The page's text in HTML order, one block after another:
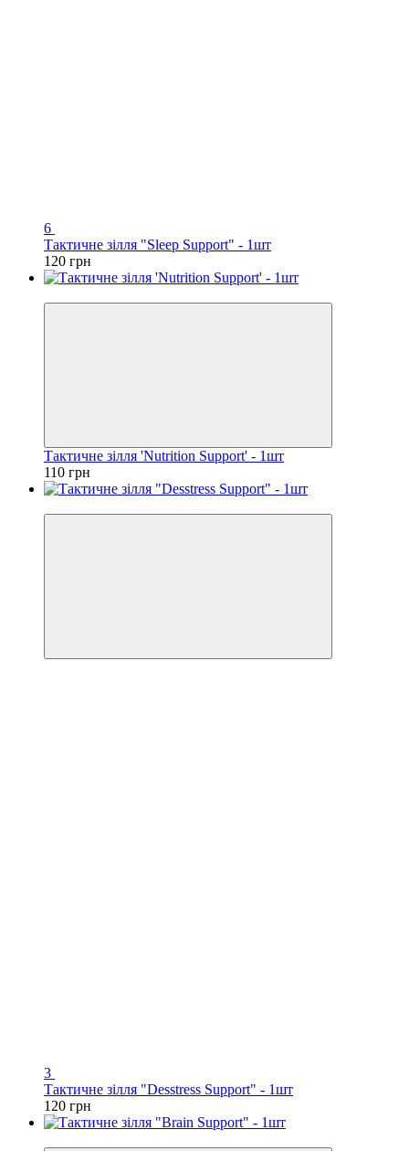
6
Тактичне зілля "Sleep Support" - 1шт
120 грн
Тактичне зілля 'Nutrition Support' - 1шт
110 грн
3
Тактичне зілля "Desstress Support" - 1шт
120 грн